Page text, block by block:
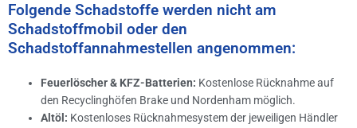
Folgende Schadstoffe werden nicht am
Schadstoffmobil oder den
Schadstoffannahmestellen angenommen:
Feuerlöscher & KFZ-Batterien: Kostenlose Rücknahme auf
den Recyclinghöfen Brake und Nordenham möglich.
Altöl: Kostenloses Rücknahmesystem der jeweiligen Händler